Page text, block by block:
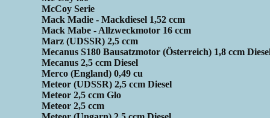
McCoy Serie
Mack Madie - Mackdiesel 1,52 ccm
Mack Mabe - Allzweckmotor 16 ccm
Marz (UDSSR) 2,5 ccm
Mecanus S180 Bausatzmotor (Österreich) 1,8 ccm
Mecanus 2,5 ccm Diesel
Merco (England) 0,49 cu
Meteor (UDSSR) 2,5 ccm Diesel
Meteor 2,5 ccm Glo
Meteor 2,5 ccm